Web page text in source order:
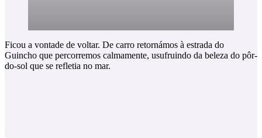
Ficou a vontade de voltar. De carro retornámos à estrada do
Guincho que percorremos calmamente, usufruindo da beleza do pôr-
do-sol que se refletia no mar.